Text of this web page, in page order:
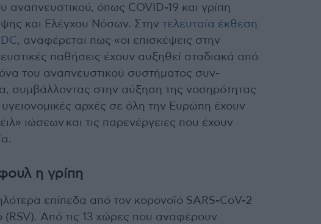
αναπνευστικού, όπως COVID-19 και γρίπη
και Ελέγχου Νόσων. Στην τελευταία έκθεση
, αναφέρεται πως «οι επισκέψεις στην
παθήσεις έχουν αυξηθεί σταδιακά από
του αναπνευστικού συστήματος συν-
συμβάλλοντας στην αύξηση της νοσηρότητας
αρχές σε όλη την Ευρώπη έχουν
ιώσεων και τις παρενέργειες που έχουν
η γρίπη
επίπεδα από τον κορονοϊό SARS-CoV-2
(RSV). Από τις 13 χώρες που αναφέρουν